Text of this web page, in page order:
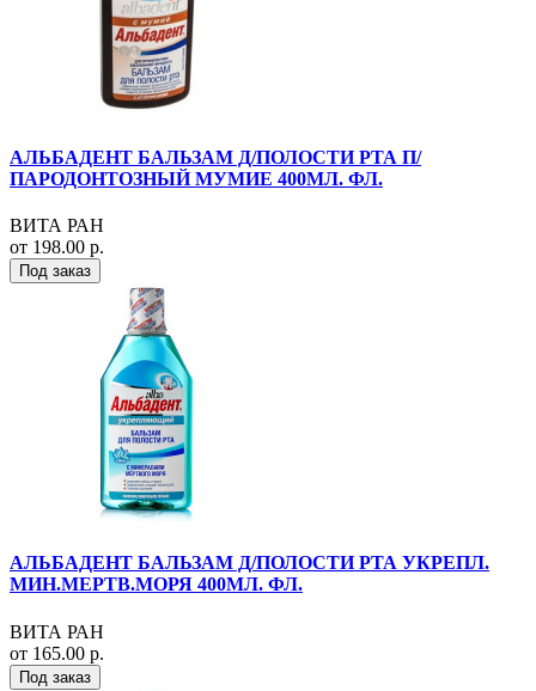
АЛЬБАДЕНТ БАЛЬЗАМ Д/ПОЛОСТИ РТА П/
ПАРОДОНТОЗНЫЙ МУМИЕ 400МЛ. ФЛ.
ВИТА РАН
от 198.00 р.
Под заказ
АЛЬБАДЕНТ БАЛЬЗАМ Д/ПОЛОСТИ РТА УКРЕПЛ.
МИН.МЕРТВ.МОРЯ 400МЛ. ФЛ.
ВИТА РАН
от 165.00 р.
Под заказ